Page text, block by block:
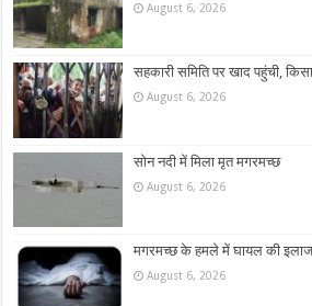
August 6, 2026
सहकारी समिति पर खाद पहुंची,
August 6, 2026
सोन नदी में मिला मृत मगरमच्छ
August 6, 2026
मगरमच्छ के हमले में घायल की इलाज
August 6, 2026